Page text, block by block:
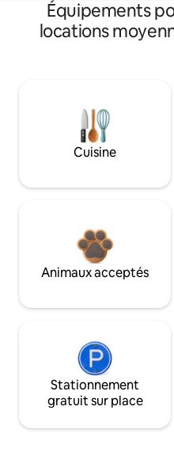
Équipements
locations
Cuisine
Animaux acceptés
Stationnement
gratuit sur place